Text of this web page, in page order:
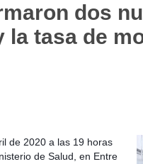
dos
la tasa de
de 2020 a las 19 horas
de Salud, en Entre